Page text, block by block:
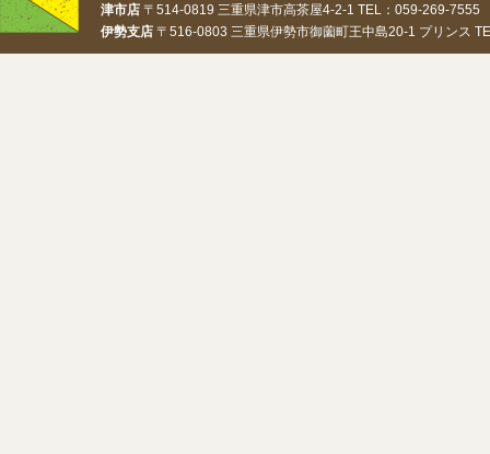
津市店 〒514-0819 三重県津市高茶屋4-2-1 TEL：059-269-
伊勢支店 〒516-0803 三重県伊勢市御薗町王中島20-1 プリンス